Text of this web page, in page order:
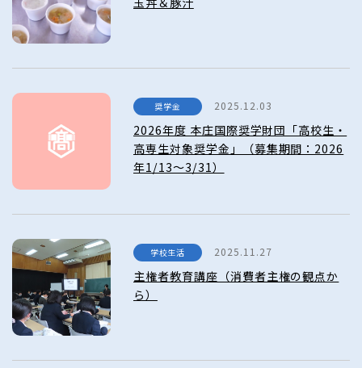
奨学金 2025.12.03
2026年度 本庄国際奨学財団「高校生・
高専生対象奨学金」（募集期間：2026
年1/13～3/31）
学校生活 2025.11.27
主権者教育講座（消費者主権の観点か
ら）